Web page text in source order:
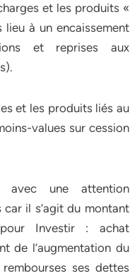
et les produits «
à un encaissement
et reprises aux
et les produits liés au
values sur cession
avec une attention
il s’agit du montant
pour Investir : achat
de l’augmentation du
ses dettes